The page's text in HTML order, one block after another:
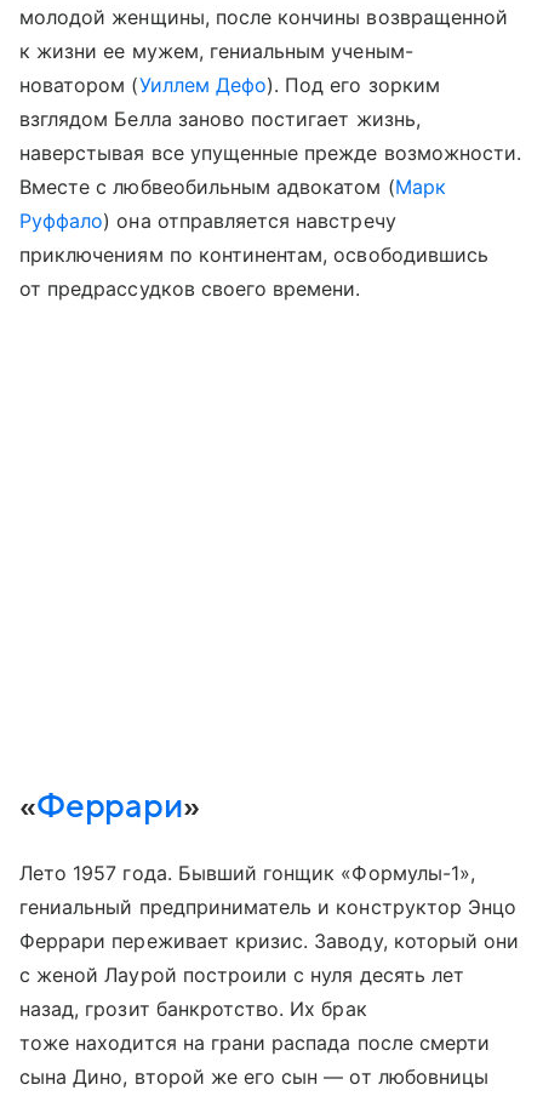
молодой женщины, после кончины возвращенной
к жизни ее мужем, гениальным ученым-
новатором (Уиллем Дефо). Под его зорким
взглядом Белла заново постигает жизнь,
наверстывая все упущенные прежде возможности.
Вместе с любвеобильным адвокатом (Марк
Руффало) она отправляется навстречу
приключениям по континентам, освободившись
от предрассудков своего времени.
«Феррари»
Лето 1957 года. Бывший гонщик «Формулы-1»,
гениальный предприниматель и конструктор Энцо
Феррари переживает кризис. Заводу, который они
с женой Лаурой построили с нуля десять лет
назад, грозит банкротство. Их брак
тоже находится на грани распада после смерти
сына Дино, второй же его сын — от любовницы